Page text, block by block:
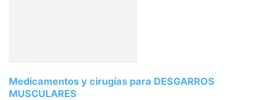
Medicamentos y cirugías para DESGARROS
MUSCULARES